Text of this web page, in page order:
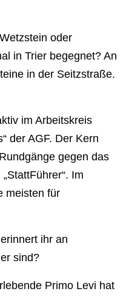
oder
in Trier begegnet? An
in der Seitzstraße.
im Arbeitskreis
der AGF. Der Kern
gegen das
Im
meisten für
ihr an
sind?
Primo Levi hat